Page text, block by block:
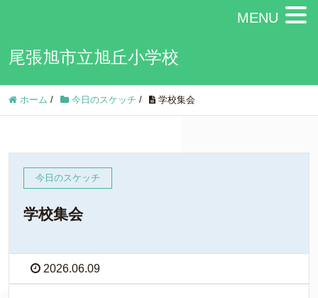
尾張旭市立旭丘小学校
ホーム / 今日のスケッチ / 学校集会
今日のスケッチ
学校集会
2026.06.09
MENU